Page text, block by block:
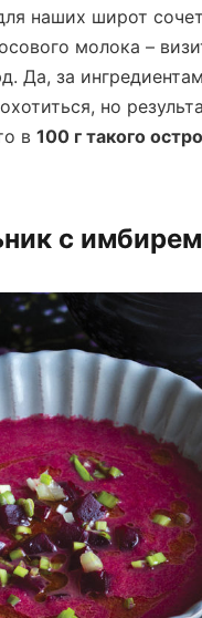
наших широт
молока –
Да, за
но
в 100 г такого
с имбирем